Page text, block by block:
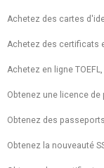
Achetez des cartes
Achetez des certificats
Achetez en ligne
Obtenez une licence
Obtenez des
Obtenez la nouveauté